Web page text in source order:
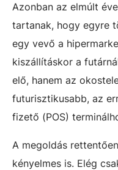
Azonban az elmúlt
tartanak, hogy egyre
egy vevő a
kiszállításkor a
elő, hanem az
futurisztikusabb, az
fizető (POS)
A megoldás
kényelmes is. Elég